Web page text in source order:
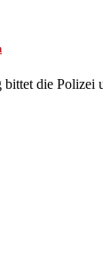
bittet die